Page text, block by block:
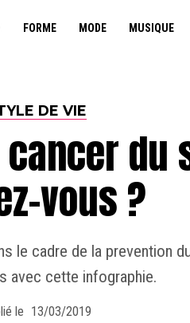
FORME MODE MUSIQUE
DE VIE
du
vous ?
le cadre de la prevention
avec cette infographie.
le 13/03/2019